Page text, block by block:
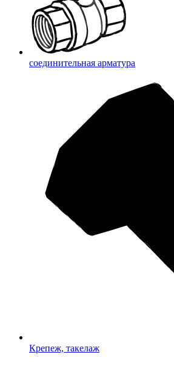
соединительная арматура
Крепеж, такелаж